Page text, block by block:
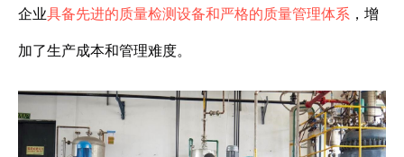
企业具备先进的质量检测设备和严格的质量管理体系 ，增
加了生产成本和管理难度。